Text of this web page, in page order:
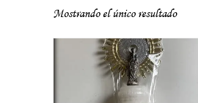
Mostrando el único resultado